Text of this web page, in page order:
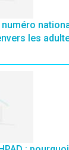
numéro
les